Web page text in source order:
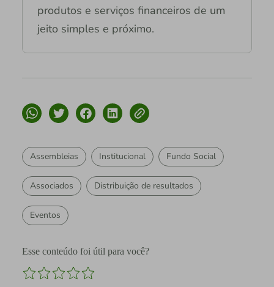
produtos e serviços financeiros de um
jeito simples e próximo.
Assembleias Institucional Fundo Social
Associados Distribuição de resultados
Eventos
Esse conteúdo foi útil para você?